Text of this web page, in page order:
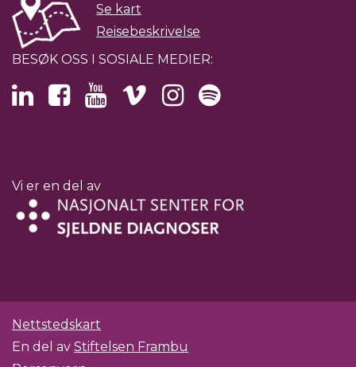
Se kart
Reisebeskrivelse
BESØK OSS I SOSIALE MEDIER:
Vi er en del av
Nettstedskart
En del av Stiftelsen Frambu